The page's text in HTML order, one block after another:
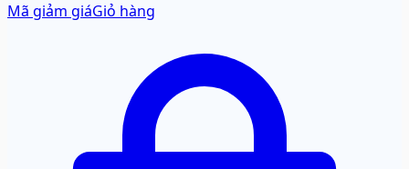
Mã giảm giáGiỏ hàng